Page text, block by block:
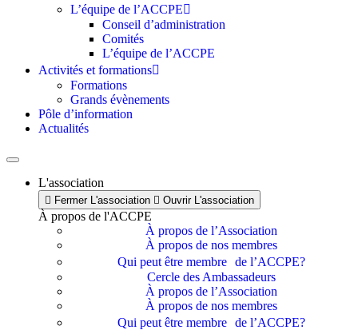
L’équipe de l’ACCPE
Conseil d’administration
Comités
L’équipe de l’ACCPE
Activités et formations
Formations
Grands évènements
Pôle d’information
Actualités
L'association
Fermer L'association Ouvrir L'association
À propos de l'ACCPE
À propos de l’Association
À propos de nos membres
Qui peut être membre de l’ACCPE?
Cercle des Ambassadeurs
À propos de l’Association
À propos de nos membres
Qui peut être membre de l’ACCPE?